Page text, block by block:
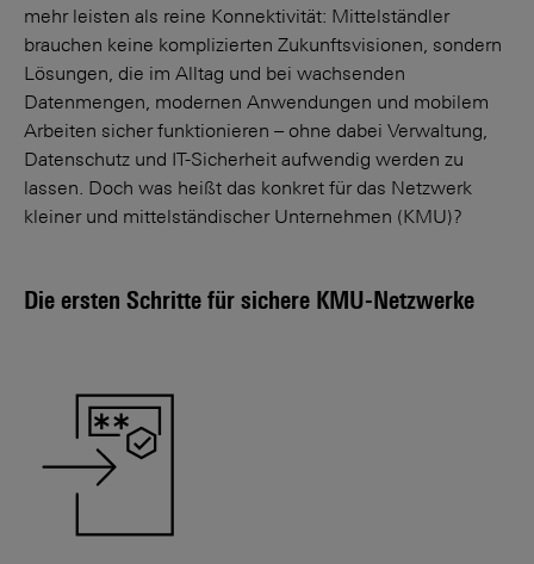
mehr leisten als reine Konnektivität: Mittelständler
brauchen keine komplizierten Zukunftsvisionen, sondern
Lösungen, die im Alltag und bei wachsenden
Datenmengen, modernen Anwendungen und mobilem
Arbeiten sicher funktionieren – ohne dabei Verwaltung,
Datenschutz und IT-Sicherheit aufwendig werden zu
lassen. Doch was heißt das konkret für das Netzwerk
kleiner und mittelständischer Unternehmen (KMU)?
Die ersten Schritte für sichere KMU-Netzwerke